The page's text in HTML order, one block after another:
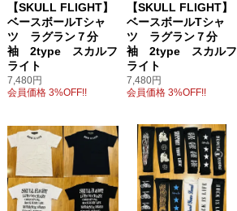
【SKULL FLIGHT】
ベースボールTシャ
ツ ラグラン７分
袖 2type スカルフ
ライト
7,480円
会員価格 3%OFF!!
【SKULL FLIGHT】
ベースボールTシャ
ツ ラグラン７分
袖 2type スカルフ
ライト
7,480円
会員価格 3%OFF!!